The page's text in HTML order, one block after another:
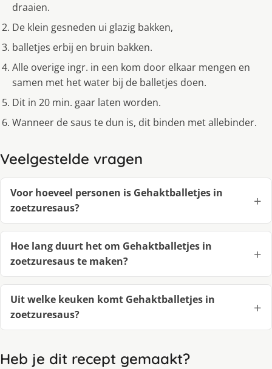
draaien.
De klein gesneden ui glazig bakken,
balletjes erbij en bruin bakken.
Alle overige ingr. in een kom door elkaar mengen en
samen met het water bij de balletjes doen.
Dit in 20 min. gaar laten worden.
Wanneer de saus te dun is, dit binden met allebinder.
Veelgestelde vragen
Voor hoeveel personen is Gehaktballetjes in
zoetzuresaus?
Hoe lang duurt het om Gehaktballetjes in
zoetzuresaus te maken?
Uit welke keuken komt Gehaktballetjes in
zoetzuresaus?
Heb je dit recept gemaakt?